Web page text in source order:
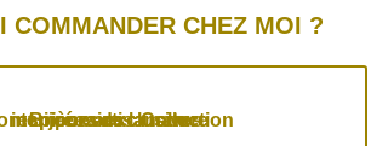
COMMANDER CHEZ MOI ?